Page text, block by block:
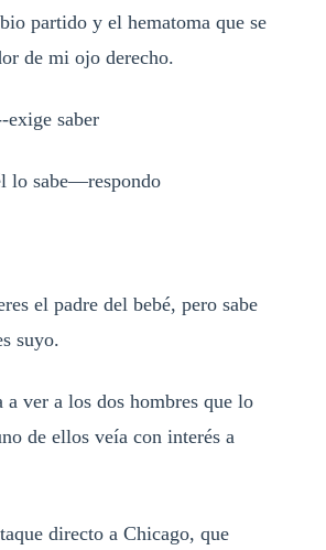
partido y el hematoma que se
de mi ojo derecho.
saber
lo sabe—respondo
el padre del bebé, pero sabe
suyo.
a ver a los dos hombres que lo
de ellos veía con interés a
directo a Chicago, que